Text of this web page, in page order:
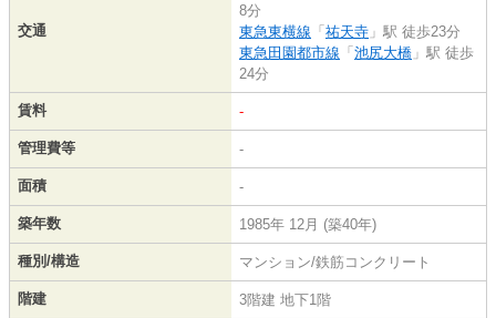
交通
8分
東急東横線 「 祐天寺 」駅 徒歩23分
東急田園都市線 「 池尻大橋 」駅 徒歩
24分
賃料 -
管理費等 -
面積 -
築年数 1985年 12月 (築40年)
種別/構造 マンション/鉄筋コンクリート
階建 3階建 地下1階